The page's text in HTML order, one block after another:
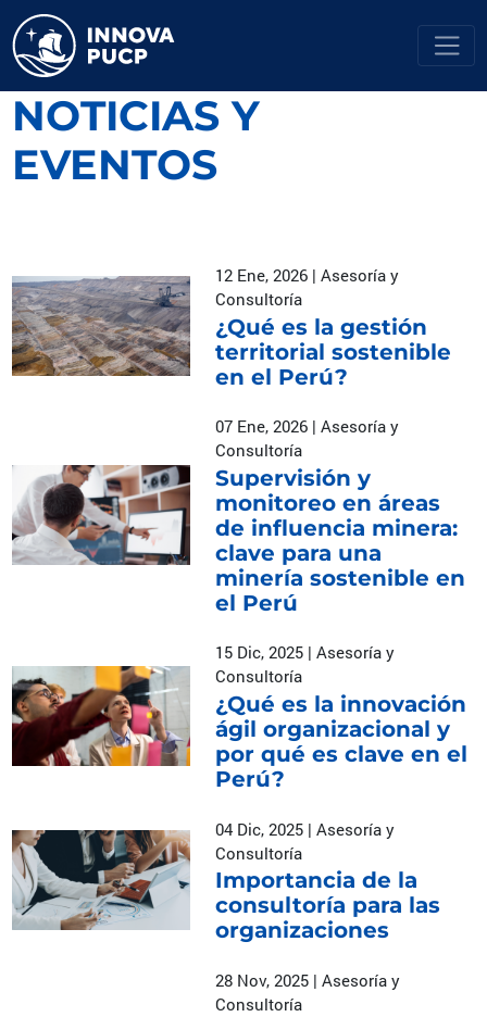
NOTICIAS Y
EVENTOS
12 Ene, 2026 | Asesoría y
Consultoría
¿Qué es la gestión
territorial sostenible
en el Perú?
07 Ene, 2026 | Asesoría y
Consultoría
Supervisión y
monitoreo en áreas
de influencia minera:
clave para una
minería sostenible en
el Perú
15 Dic, 2025 | Asesoría y
Consultoría
¿Qué es la innovación
ágil organizacional y
por qué es clave en el
Perú?
04 Dic, 2025 | Asesoría y
Consultoría
Importancia de la
consultoría para las
organizaciones
28 Nov, 2025 | Asesoría y
Consultoría